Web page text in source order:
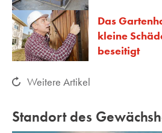
Das
kleine
beseitigt
Weitere Artikel
Standort des